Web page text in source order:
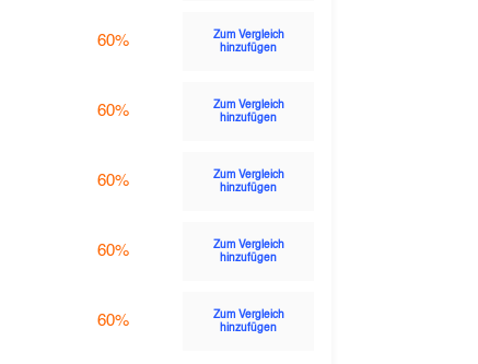
60%
Zum Vergleich
hinzufügen
60%
Zum Vergleich
hinzufügen
60%
Zum Vergleich
hinzufügen
60%
Zum Vergleich
hinzufügen
60%
Zum Vergleich
hinzufügen